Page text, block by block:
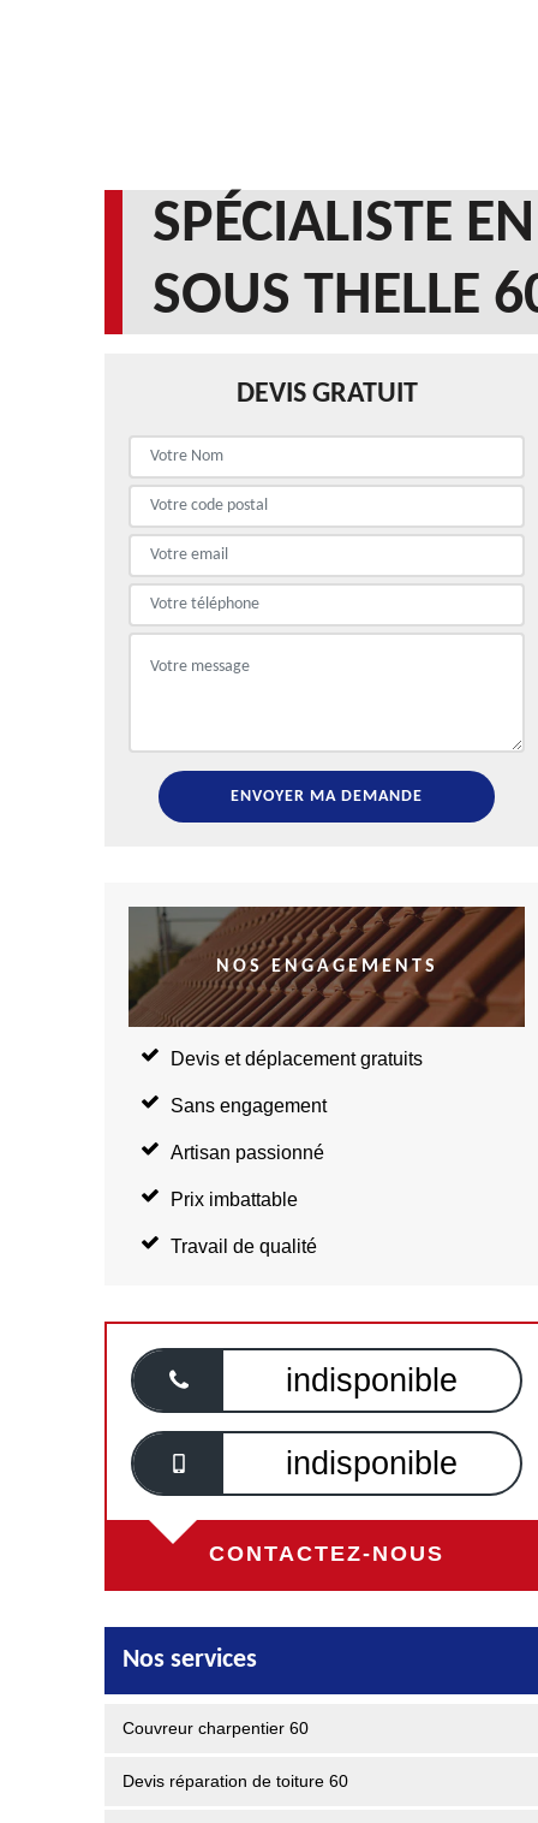
SPÉCIALISTE
SOUS THELLE
DEVIS GRATUIT
NOS ENGAGEMENTS
Devis et déplacement gratuits
Sans engagement
Artisan passionné
Prix imbattable
Travail de qualité
indisponible
indisponible
CONTACTEZ-NOUS
Nos services
Couvreur charpentier 60
Devis réparation de toiture 60